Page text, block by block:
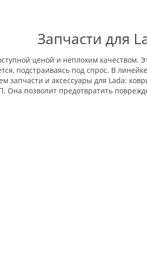
Запчасти для
ценой и неплохим качеством.
подстраиваясь под спрос. В
запчасти и аксессуары для Lada:
Она позволит предотвратить